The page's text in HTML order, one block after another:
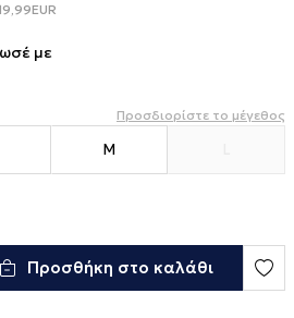
EUR
με
Προσδιορίστε το μέγεθος
M
Προσθήκη στο καλάθι